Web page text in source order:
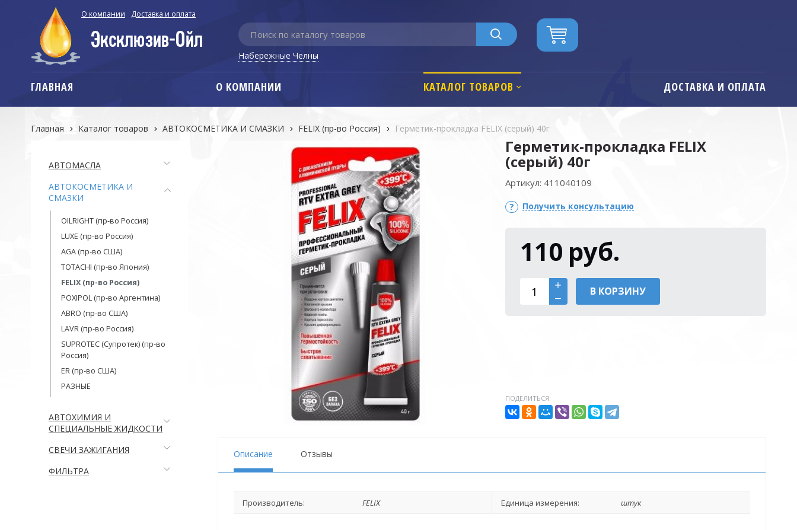
О компании Доставка и оплата
Набережные Челны
ГЛАВНАЯ О КОМПАНИИ КАТАЛОГ ТОВАРОВ ДОСТАВКА И ОПЛАТА
Главная Каталог товаров АВТОКОСМЕТИКА И СМАЗКИ FELIX (пр-во Россия) Герметик-прокладка FELIX (серый) 40г
АВТОМАСЛА
АВТОКОСМЕТИКА И
СМАЗКИ
OILRIGHT (пр-во Россия)
LUXE (пр-во Россия)
AGA (пр-во США)
TOTACHI (пр-во Япония)
FELIX (пр-во Россия)
POXIPOL (пр-во Аргентина)
ABRO (пр-во США)
LAVR (пр-во Россия)
SUPROTEC (Супротек) (пр-во
Россия)
ER (пр-во США)
РАЗНЫЕ
АВТОХИМИЯ И
СПЕЦИАЛЬНЫЕ ЖИДКОСТИ
СВЕЧИ ЗАЖИГАНИЯ
ФИЛЬТРА
Герметик-прокладка FELIX
(серый) 40г
Артикул: 411040109
Получить консультацию
110 руб.
В КОРЗИНУ
ПОДЕЛИТЬСЯ:
Описание Отзывы
Производитель: FELIX Единица измерения: штук